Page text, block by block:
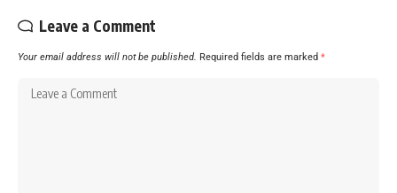
Leave a Comment
Your email address will not be published. Required fields are marked *